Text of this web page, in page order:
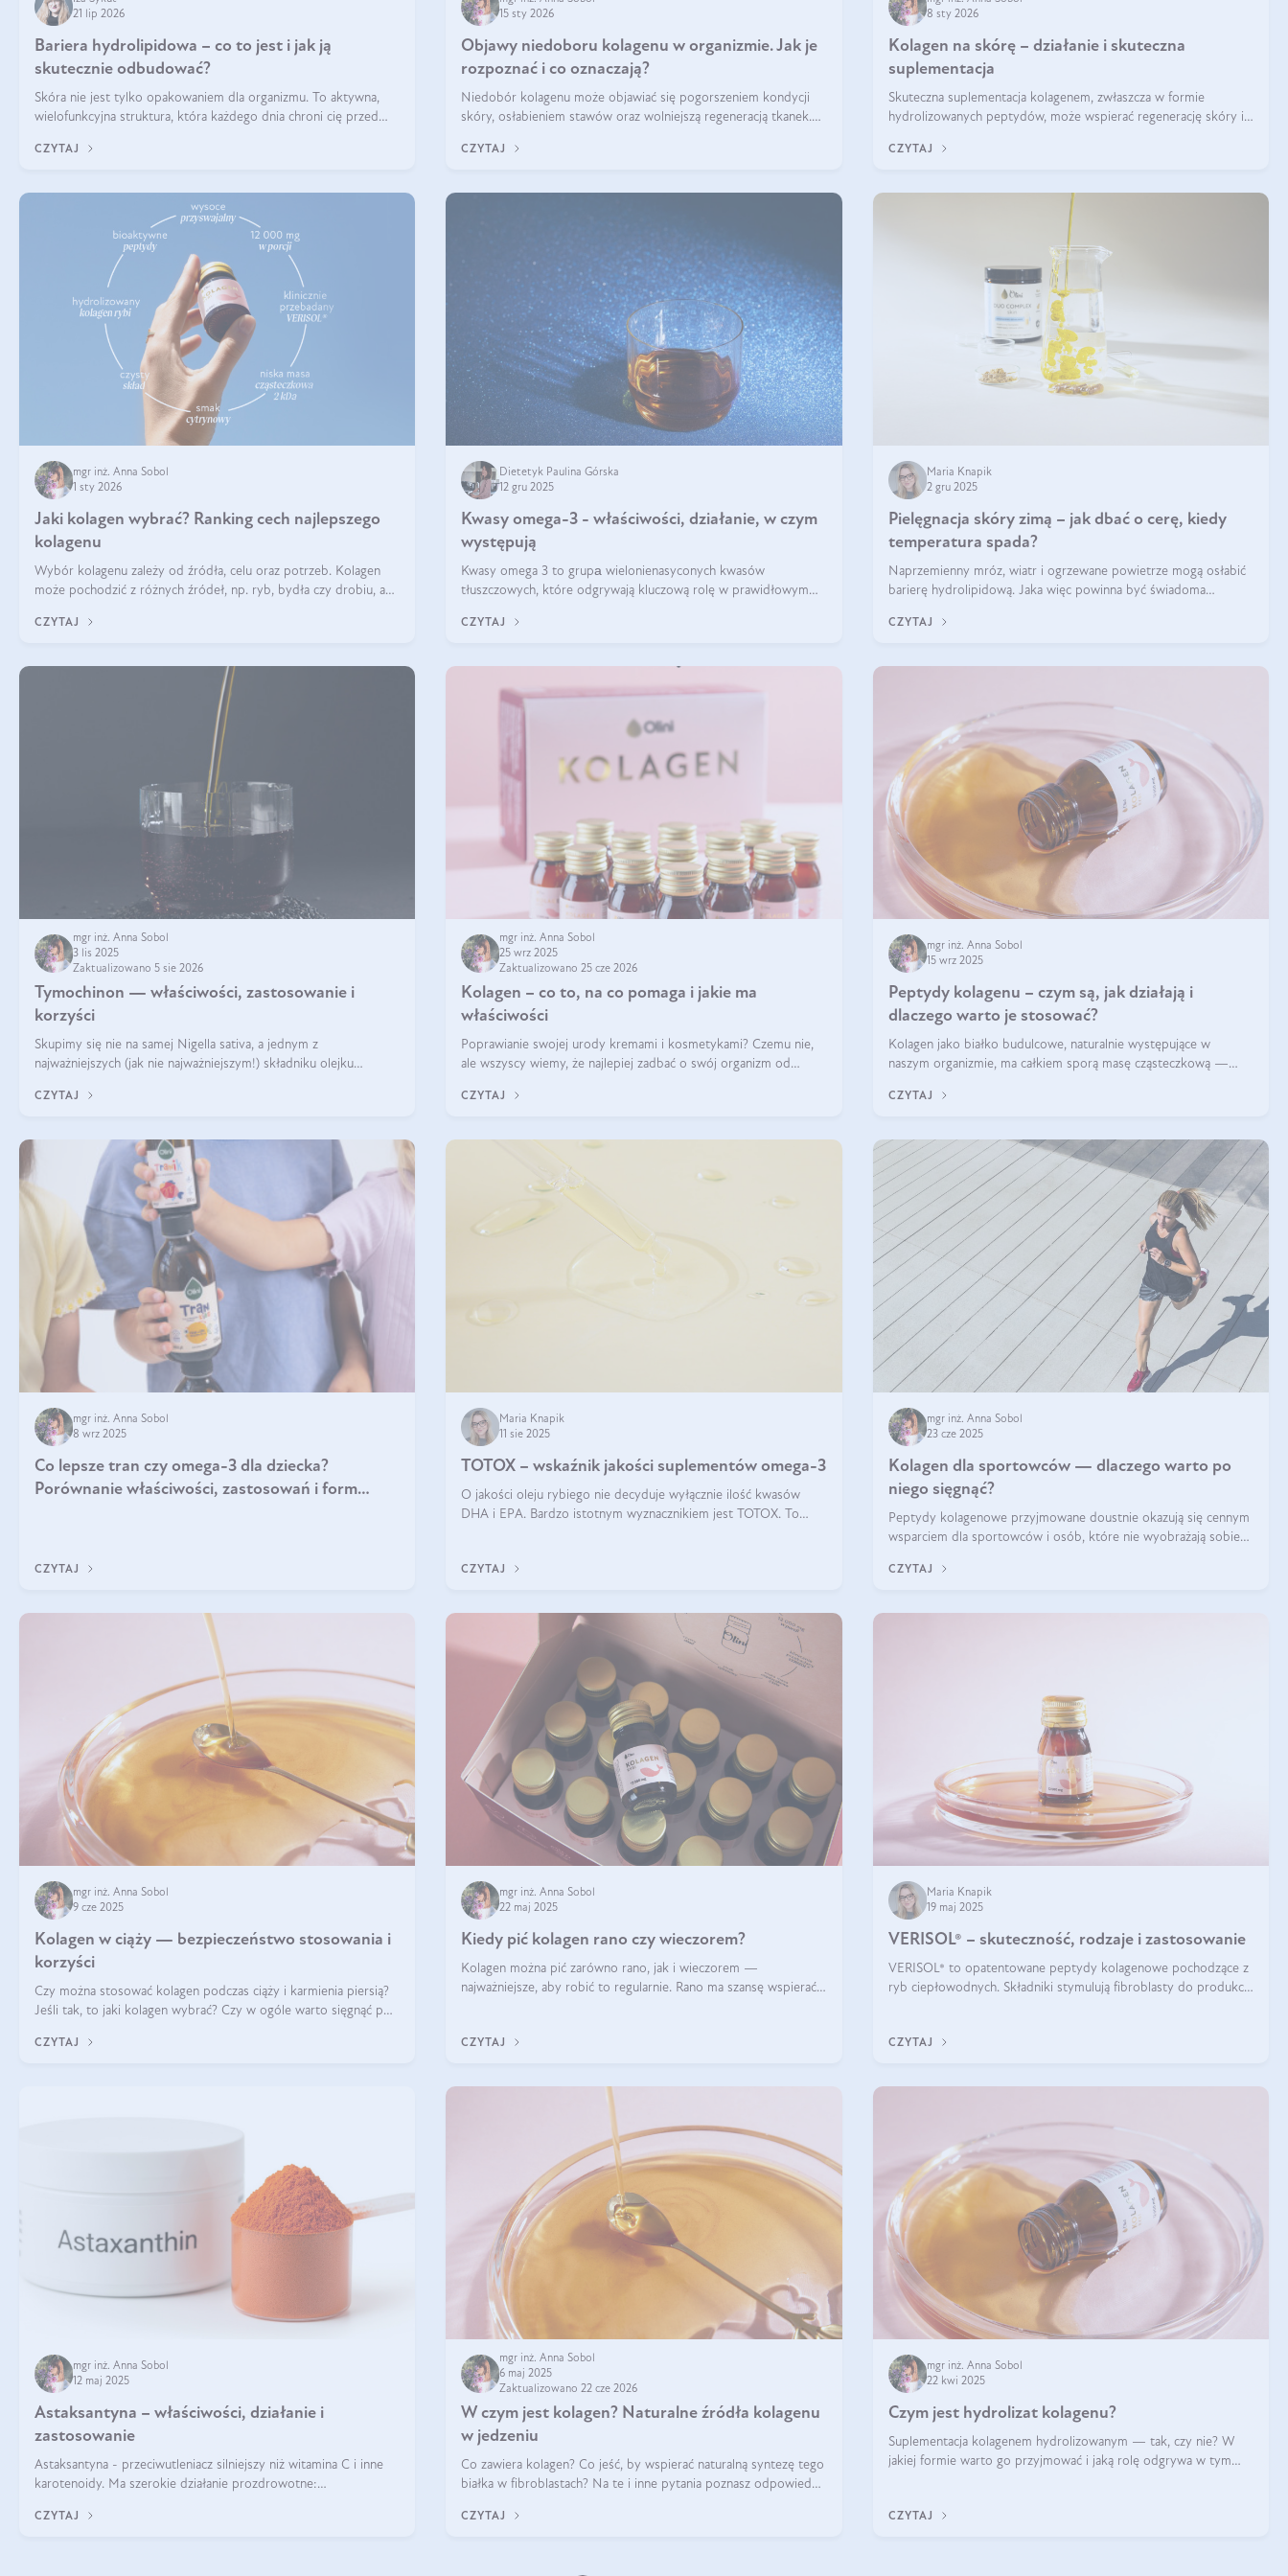
21 lip 2026
Bariera hydrolipidowa – co to jest i jak ją
skutecznie odbudować?
Skóra nie jest tylko opakowaniem dla organizmu. To aktywna,
wielofunkcyjna struktura, która każdego dnia chroni cię przed
środowiskowymi. Jednym z jej kluczowych elementów jest
CZYTAJ
15 sty 2026
Objawy niedoboru kolagenu w organizmie. Jak je
rozpoznać i co oznaczają?
Niedobór kolagenu może objawiać się pogorszeniem kondycji
skóry, osłabieniem stawów oraz wolniejszą regeneracją tkanek.
skóry, bóle stawów, łamliwość paznokci oraz osłabienie włosów.
CZYTAJ
8 sty 2026
Kolagen na skórę – działanie i skuteczna
suplementacja
Skuteczna suplementacja kolagenem, zwłaszcza w formie
hydrolizowanych peptydów, może wspierać regenerację skóry i
regularnością stosowania.
CZYTAJ
mgr inż. Anna Sobol
1 sty 2026
Jaki kolagen wybrać? Ranking cech najlepszego
kolagenu
Wybór kolagenu zależy od źródła, celu oraz potrzeb. Kolagen
może pochodzić z różnych źródeł, np. ryb, bydła czy drobiu, a
sprawdza się kolagen rybi, a dla wspierania stawów — kolagen
CZYTAJ
Dietetyk Paulina Górska
12 gru 2025
Kwasy omega-3 - właściwości, działanie, w czym
występują
Kwasy omega 3 to grupа wielonienasyconych kwasów
tłuszczowych, które odgrywają kluczową rolę w prawidłowym
układu odpornościowego.
CZYTAJ
Maria Knapik
2 gru 2025
Pielęgnacja skóry zimą – jak dbać o cerę, kiedy
temperatura spada?
Naprzemienny mróz, wiatr i ogrzewane powietrze mogą osłabić
barierę hydrolipidową. Jaka więc powinna być świadoma
CZYTAJ
mgr inż. Anna Sobol
3 lis 2025
Zaktualizowano 5 sie 2026
Tymochinon — właściwości, zastosowanie i
korzyści
Skupimy się nie na samej Nigella sativa, a jednym z
najważniejszych (jak nie najważniejszym!) składniku olejku
CZYTAJ
mgr inż. Anna Sobol
25 wrz 2025
Zaktualizowano 25 cze 2026
Kolagen – co to, na co pomaga i jakie ma
właściwości
Poprawianie swojej urody kremami i kosmetykami? Czemu nie,
ale wszyscy wiemy, że najlepiej zadbać o swój organizm od
zewnętrzny prezentował się zdrowo i atrakcyjnie. Stosowanie
CZYTAJ
mgr inż. Anna Sobol
15 wrz 2025
Peptydy kolagenu – czym są, jak działają i
dlaczego warto je stosować?
Kolagen jako białko budulcowe, naturalnie występujące w
naszym organizmie, ma całkiem sporą masę cząsteczkową —
formie, byłby trudno strawialny. Aby był lepiej przyswajalny i
CZYTAJ
mgr inż. Anna Sobol
8 wrz 2025
Co lepsze tran czy omega-3 dla dziecka?
Porównanie właściwości, zastosowań i form
CZYTAJ
Maria Knapik
11 sie 2025
TOTOX – wskaźnik jakości suplementów omega-3
O jakości oleju rybiego nie decyduje wyłącznie ilość kwasów
DHA i EPA. Bardzo istotnym wyznacznikiem jest TOTOX. To
CZYTAJ
mgr inż. Anna Sobol
23 cze 2025
Kolagen dla sportowców — dlaczego warto po
niego sięgnąć?
Peptydy kolagenowe przyjmowane doustnie okazują się cennym
wsparciem dla sportowców i osób, które nie wyobrażają sobie
CZYTAJ
mgr inż. Anna Sobol
9 cze 2025
Kolagen w ciąży — bezpieczeństwo stosowania i
korzyści
Czy można stosować kolagen podczas ciąży i karmienia piersią?
Jeśli tak, to jaki kolagen wybrać? Czy w ogóle warto sięgnąć po
CZYTAJ
mgr inż. Anna Sobol
22 maj 2025
Kiedy pić kolagen rano czy wieczorem?
Kolagen można pić zarówno rano, jak i wieczorem —
najważniejsze, aby robić to regularnie. Rano ma szansę wspierać
CZYTAJ
Maria Knapik
19 maj 2025
VERISOL® – skuteczność, rodzaje i zastosowanie
VERISOL® to opatentowane peptydy kolagenowe pochodzące z
ryb ciepłowodnych. Składniki stymulują fibroblasty do produkcji
komórek skóry.
CZYTAJ
mgr inż. Anna Sobol
12 maj 2025
Astaksantyna – właściwości, działanie i
zastosowanie
Astaksantyna - przeciwutleniacz silniejszy niż witamina C i inne
karotenoidy. Ma szerokie działanie prozdrowotne:
CZYTAJ
mgr inż. Anna Sobol
6 maj 2025
Zaktualizowano 22 cze 2026
W czym jest kolagen? Naturalne źródła kolagenu
w jedzeniu
Co zawiera kolagen? Co jeść, by wspierać naturalną syntezę tego
białka w fibroblastach? Na te i inne pytania poznasz odpowiedź
CZYTAJ
mgr inż. Anna Sobol
22 kwi 2025
Czym jest hydrolizat kolagenu?
Suplementacja kolagenem hydrolizowanym — tak, czy nie? W
jakiej formie warto go przyjmować i jaką rolę odgrywa w tym
CZYTAJ